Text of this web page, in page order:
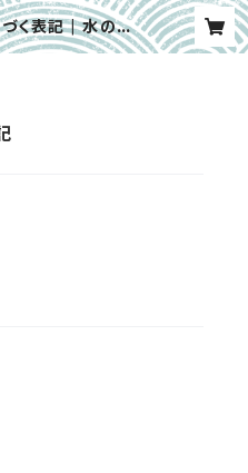
く表記 | 水の谷